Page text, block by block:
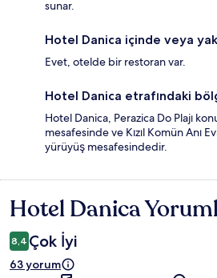
sunar.
Hotel Danica içinde veya
Evet, otelde bir restoran var.
Hotel Danica etrafındaki
Hotel Danica, Perazica Do Plajı
mesafesinde ve Kızıl Komün Anı
yürüyüş mesafesindedir.
Yorumlar
Hotel Danica
8,4 Çok İyi
63 yorum